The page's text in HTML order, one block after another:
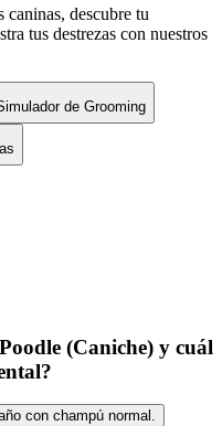
caninas, descubre tu
tus destrezas con nuestros
de Grooming
(Caniche) y cuál
con champú normal.